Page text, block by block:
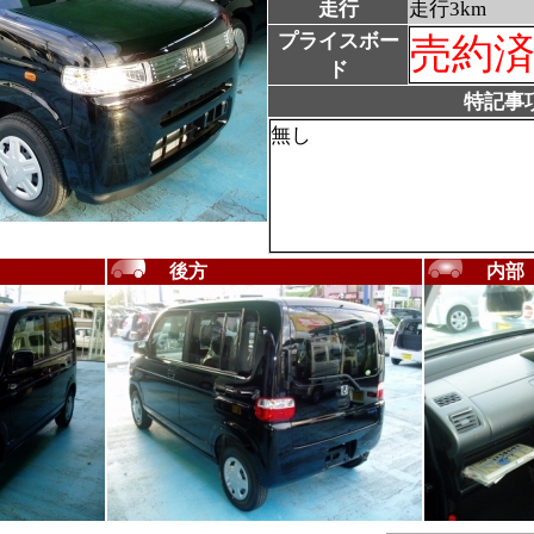
走行
走行3km
プライスボー
ド
売約
特記事
無し
後方 内部